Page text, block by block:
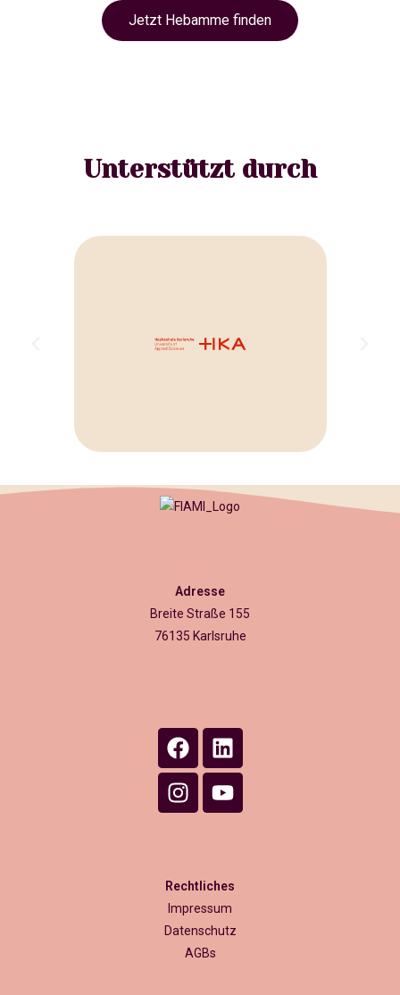
Jetzt Hebamme finden
Unterstützt durch
Adresse
Breite Straße 155
76135 Karlsruhe
Rechtliches
Impressum
Datenschutz
AGBs